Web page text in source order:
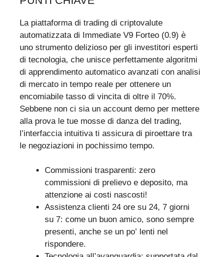
La piattaforma di trading di criptovalute
automatizzata di Immediate V9 Forteo (0.9) è
uno strumento delizioso per gli investitori esperti
di tecnologia, che unisce perfettamente algoritmi
di apprendimento automatico avanzati con analisi
di mercato in tempo reale per ottenere un
encomiabile tasso di vincita di oltre il 70%.
Sebbene non ci sia un account demo per mettere
alla prova le tue mosse di danza del trading,
l’interfaccia intuitiva ti assicura di piroettare tra
le negoziazioni in pochissimo tempo.
Commissioni trasparenti: zero
commissioni di prelievo e deposito, ma
attenzione ai costi nascosti!
Assistenza clienti 24 ore su 24, 7 giorni
su 7: come un buon amico, sono sempre
presenti, anche se un po’ lenti nel
rispondere.